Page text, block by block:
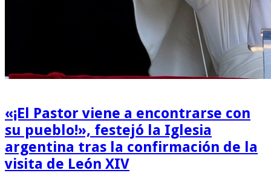
«¡El Pastor viene a encontrarse con
su pueblo!», festejó la Iglesia
argentina tras la confirmación de la
visita de León XIV